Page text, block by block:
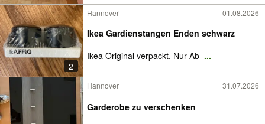
2
Hannover 01.08.2026
Ikea Gardienstangen Enden schwarz
Ikea Original verpackt. Nur Ab ...
Hannover 31.07.2026
Garderobe zu verschenken